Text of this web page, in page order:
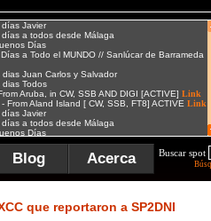
Blog Acerca Buscar spot
que reportaron a SP2DNI
JR KR LR MR